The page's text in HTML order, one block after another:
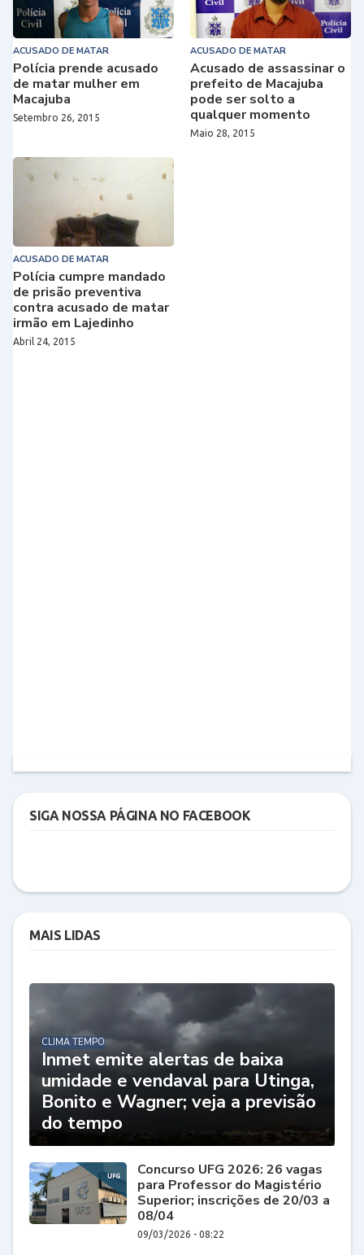
ACUSADO DE MATAR
Polícia prende acusado
de matar mulher em
Macajuba
Setembro 26, 2015
ACUSADO DE MATAR
Acusado de assassinar o
prefeito de Macajuba
pode ser solto a
qualquer momento
Maio 28, 2015
ACUSADO DE MATAR
Polícia cumpre mandado
de prisão preventiva
contra acusado de matar
irmão em Lajedinho
Abril 24, 2015
SIGA NOSSA PÁGINA NO FACEBOOK
MAIS LIDAS
CLIMA TEMPO
Inmet emite alertas de baixa
umidade e vendaval para Utinga,
Bonito e Wagner; veja a previsão
do tempo
Concurso UFG 2026: 26 vagas
para Professor do Magistério
Superior; inscrições de 20/03 a
08/04
09/03/2026 - 08:22